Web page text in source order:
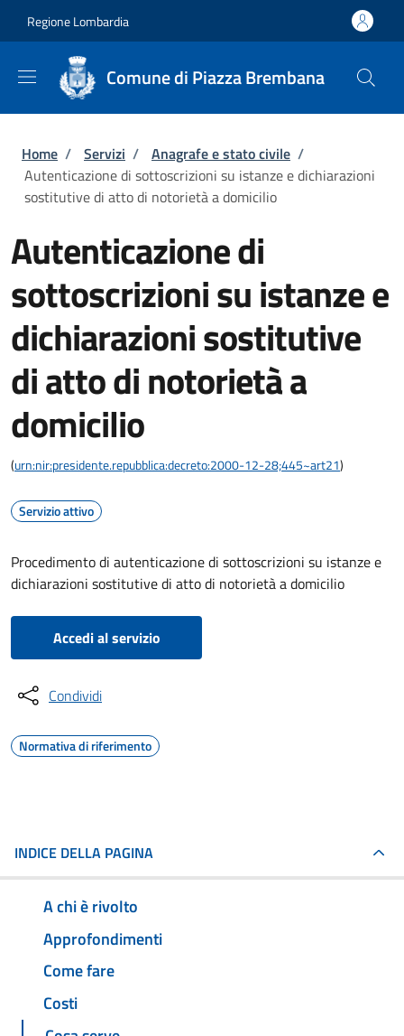
Regione Lombardia
Comune di Piazza Brembana
Briciole di pane
Home / Servizi / Anagrafe e stato civile /
Autenticazione di sottoscrizioni su istanze e dichiarazioni
sostitutive di atto di notorietà a domicilio
Autenticazione di
sottoscrizioni su istanze e
dichiarazioni sostitutive
di atto di notorietà a
domicilio
(urn:nir:presidente.repubblica:decreto:2000-12-28;445~art21)
Servizio attivo
Procedimento di autenticazione di sottoscrizioni su istanze e
dichiarazioni sostitutive di atto di notorietà a domicilio
Accedi al servizio
Condividi
Normativa di riferimento
INDICE DELLA PAGINA
A chi è rivolto
Approfondimenti
Come fare
Costi